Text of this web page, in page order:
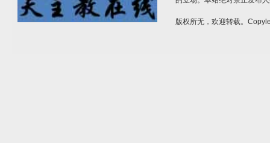
版权所无，欢迎转载。